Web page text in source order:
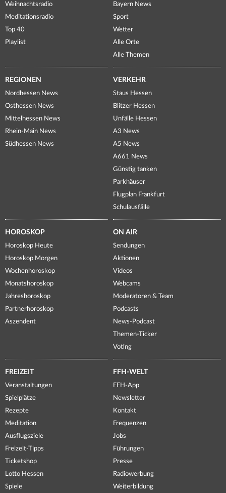
Weihnachtsradio
Meditationsradio
Top 40
Playlist
Bayern News
Sport
Wetter
Alle Orte
Alle Themen
REGIONEN
Nordhessen News
Osthessen News
Mittelhessen News
Rhein-Main News
Südhessen News
VERKEHR
Staus Hessen
Blitzer Hessen
Unfälle Hessen
A3 News
A5 News
A661 News
Günstig tanken
Parkhäuser
Flugplan Frankfurt
Schulausfälle
HOROSKOP
Horoskop Heute
Horoskop Morgen
Wochenhoroskop
Monatshoroskop
Jahreshoroskop
Partnerhoroskop
Aszendent
ON AIR
Sendungen
Aktionen
Videos
Webcams
Moderatoren & Team
Podcasts
News-Podcast
Themen-Ticker
Voting
FREIZEIT
Veranstaltungen
Spielplätze
Rezepte
Meditation
Ausflugsziele
Freizeit-Tipps
Ticketshop
Lotto Hessen
Spiele
FFH-WELT
FFH-App
Newsletter
Kontakt
Frequenzen
Jobs
Führungen
Presse
Radiowerbung
Weiterbildung